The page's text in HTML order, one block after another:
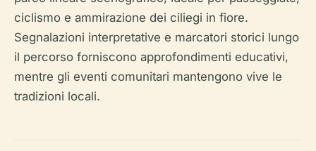
ciclismo e ammirazione dei ciliegi in fiore.
Segnalazioni interpretative e marcatori storici lungo
il percorso forniscono approfondimenti educativi,
mentre gli eventi comunitari mantengono vive le
tradizioni locali.